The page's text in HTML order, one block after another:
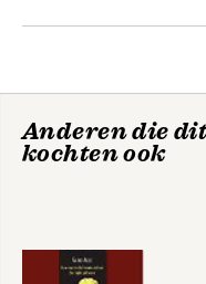
6. Checklists
Anderen die
kochten ook